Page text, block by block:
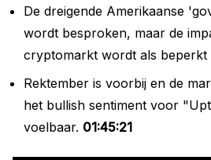
De dreigende Amerikaanse
wordt besproken, maar de
cryptomarkt wordt als beperkt
Rektember is voorbij en de
het bullish sentiment voor
voelbaar. 01:45:21